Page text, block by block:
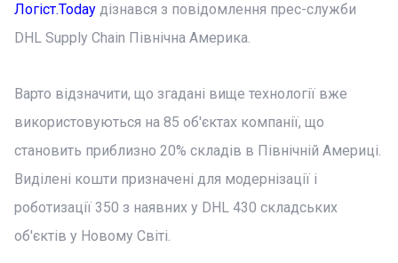
Логіст.Today дізнався з повідомлення прес-служби
DHL Supply Chain Північна Америка.
Варто відзначити, що згадані вище технології вже
використовуються на 85 об'єктах компанії, що
становить приблизно 20% складів в Північній Америці.
Виділені кошти призначені для модернізації і
роботизації 350 з наявних у DHL 430 складських
об'єктів у Новому Світі.